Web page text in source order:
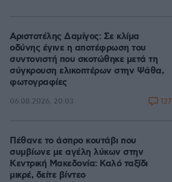
Αριστοτέλης Δαμίγος: Σε κλίμα
οδύνης έγινε η αποτέφρωση του
συντονιστή που σκοτώθηκε μετά τη
σύγκρουση ελικοπτέρων στην Ψάθα,
φωτογραφίες
06.08.2026, 20:03 127
Πέθανε το άσπρο κουτάβι που
συμβίωνε με αγέλη λύκων στην
Κεντρική Μακεδονία: Καλό ταξίδι
μικρέ, δείτε βίντεο